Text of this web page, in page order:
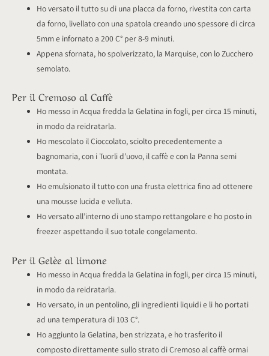
Ho versato il tutto su di una placca da forno, rivestita con carta
da forno, livellato con una spatola creando uno spessore di circa
5mm e infornato a 200 C° per 8-9 minuti.
Appena sfornata, ho spolverizzato, la Marquise, con lo Zucchero
semolato.
Per il Cremoso al Caffè
Ho messo in Acqua fredda la Gelatina in fogli, per circa 15 minuti,
in modo da reidratarla.
Ho mescolato il Cioccolato, sciolto precedentemente a
bagnomaria, con i Tuorli d’uovo, il caffè e con la Panna semi
montata.
Ho emulsionato il tutto con una frusta elettrica fino ad ottenere
una mousse lucida e velluta.
Ho versato all’interno di uno stampo rettangolare e ho posto in
freezer aspettando il suo totale congelamento.
Per il Gelèe al limone
Ho messo in Acqua fredda la Gelatina in fogli, per circa 15 minuti,
in modo da reidratarla.
Ho versato, in un pentolino, gli ingredienti liquidi e li ho portati
ad una temperatura di 103 C°.
Ho aggiunto la Gelatina, ben strizzata, e ho trasferito il
composto direttamente sullo strato di Cremoso al caffè ormai